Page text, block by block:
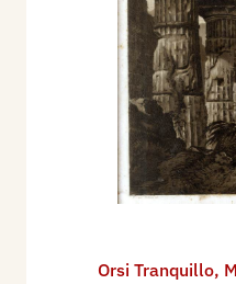
Orsi Tranquillo,